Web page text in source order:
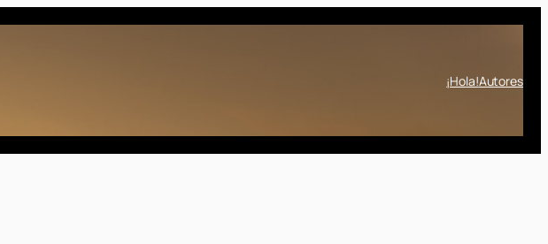
¡Hola!Autores